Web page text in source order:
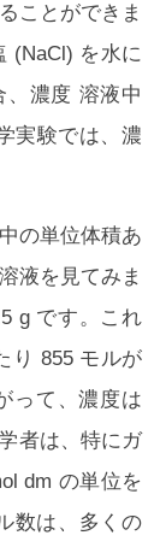
ことができま
(NaCl) を水に
濃度 溶液中
実験では、濃
の単位体積あ
液を見てみま
g です。これ
り 855 モルが
って、濃度は
者は、特にガ
dm の単位を
数は、多くの